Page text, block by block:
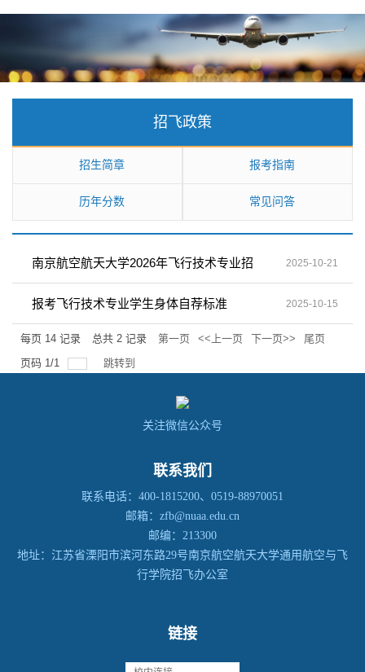
招飞政策
招生简章 报考指南
历年分数 常见问答
南京航空航天大学2026年飞行技术专业招
生简章
2025-10-21
报考飞行技术专业学生身体自荐标准 2025-10-15
每页 14 记录 总共 2 记录 第一页 <<上一页 下一页>>
尾页
页码 1/1 跳转到
关注微信公众号
联系我们
联系电话：400-1815200、0519-88970051
邮箱：zfb@nuaa.edu.cn
邮编：213300
地址：江苏省溧阳市滨河东路29号南京航空航天大学通用航空与飞
行学院招飞办公室
链接